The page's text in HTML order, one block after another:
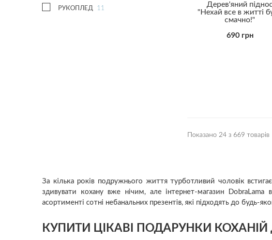
РУКОПЛЕД 11
Дерев'яний піднос
"Нехай все в житті
смачно!"
690 грн
Показано 24 з 669 товарів
За кілька років подружнього життя турботливий чоловік
здивувати кохану вже нічим, але інтернет-магазин
асортименті сотні небанальних презентів, які підходять до будь-
КУПИТИ ЦІКАВІ ПОДАРУНКИ КОХАНІЙ